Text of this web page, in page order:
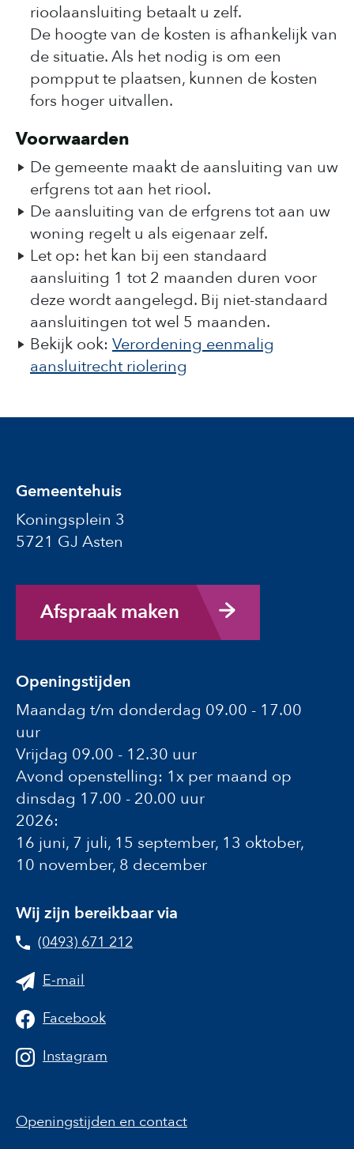
rioolaansluiting betaalt u zelf.
De hoogte van de kosten is afhankelijk van
de situatie. Als het nodig is om een
pompput te plaatsen, kunnen de kosten
fors hoger uitvallen.
Voorwaarden
De gemeente maakt de aansluiting van uw
erfgrens tot aan het riool.
De aansluiting van de erfgrens tot aan uw
woning regelt u als eigenaar zelf.
Let op: het kan bij een standaard
aansluiting 1 tot 2 maanden duren voor
deze wordt aangelegd. Bij niet-standaard
aansluitingen tot wel 5 maanden.
Bekijk ook: Verordening eenmalig
aansluitrecht riolering
Gemeentehuis
Koningsplein 3
5721 GJ Asten
Afspraak maken
Openingstijden
Maandag t/m donderdag 09.00 - 17.00
uur
Vrijdag 09.00 - 12.30 uur
Avond openstelling: 1x per maand op
dinsdag 17.00 - 20.00 uur
2026:
16 juni, 7 juli, 15 september, 13 oktober,
10 november, 8 december
Wij zijn bereikbaar via
(0493) 671 212
E-mail
Facebook
Instagram
Openingstijden en contact